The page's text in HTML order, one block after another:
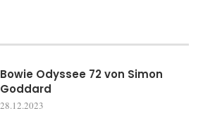
Bowie Odyssee 72 von Simon
Goddard
28.12.2023